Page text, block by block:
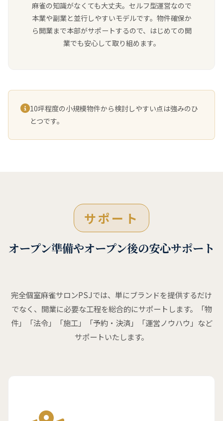
麻雀の知識がなくても大丈夫。セルフ型運営なので
本業や副業と並行しやすいモデルです。物件確保か
ら開業まで本部がサポートするので、はじめての開
業でも安心して取り組めます。
10坪程度の小規模物件から検討しやすい点は強みのひ
とつです。
サポート
オープン準備やオープン後の安心サポート
完全個室麻雀サロンPSJでは、単にブランドを提供するだけ
でなく、開業に必要な工程を総合的にサポートします。「物
件」「法令」「施工」「予約・決済」「運営ノウハウ」など
サポートいたします。